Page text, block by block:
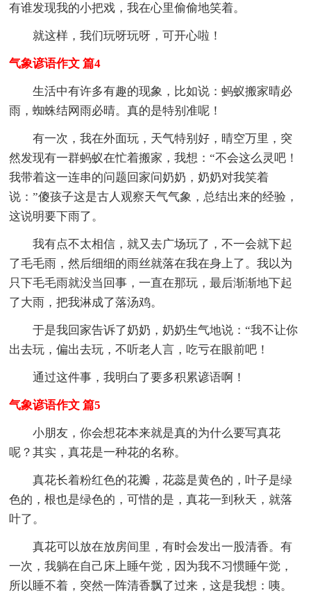
有谁发现我的小把戏，我在心里偷偷地笑着。
就这样，我们玩呀玩呀，可开心啦！
气象谚语作文 篇4
生活中有许多有趣的现象，比如说：蚂蚁搬家晴必
雨，蜘蛛结网雨必晴。真的是特别准呢！
有一次，我在外面玩，天气特别好，晴空万里，突
然发现有一群蚂蚁在忙着搬家，我想：“不会这么灵吧！
我带着这一连串的问题回家问奶奶，奶奶对我笑着
说：”傻孩子这是古人观察天气气象，总结出来的经验，
这说明要下雨了。
我有点不太相信，就又去广场玩了，不一会就下起
了毛毛雨，然后细细的雨丝就落在我在身上了。我以为
只下毛毛雨就没当回事，一直在那玩，最后渐渐地下起
了大雨，把我淋成了落汤鸡。
于是我回家告诉了奶奶，奶奶生气地说：“我不让你
出去玩，偏出去玩，不听老人言，吃亏在眼前吧！
通过这件事，我明白了要多积累谚语啊！
气象谚语作文 篇5
小朋友，你会想花本来就是真的为什么要写真花
呢？其实，真花是一种花的名称。
真花长着粉红色的花瓣，花蕊是黄色的，叶子是绿
色的，根也是绿色的，可惜的是，真花一到秋天，就落
叶了。
真花可以放在放房间里，有时会发出一股清香。有
一次，我躺在自己床上睡午觉，因为我不习惯睡午觉，
所以睡不着，突然一阵清香飘了过来，这是我想：咦。